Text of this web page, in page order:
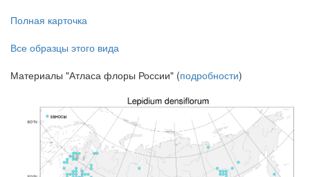
Полная карточка
Все образцы этого вида
Материалы "Атласа флоры России" (подробности)